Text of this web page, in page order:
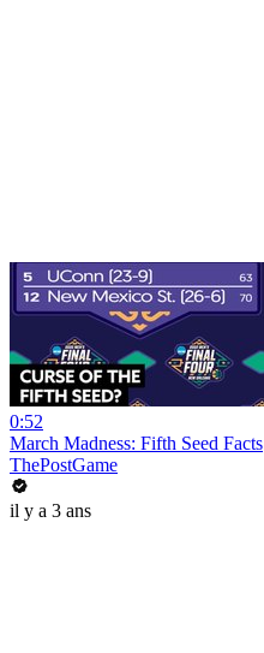
0:52
March Madness: Fifth Seed Facts
ThePostGame
il y a 3 ans